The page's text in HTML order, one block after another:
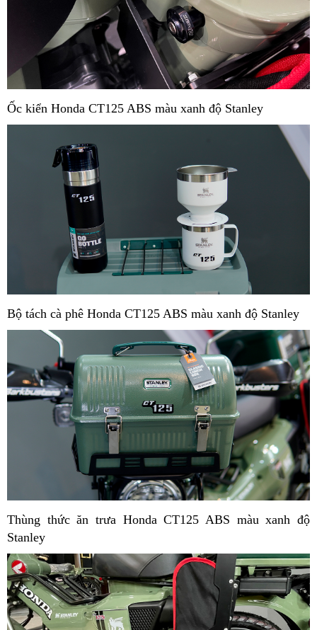
Ốc kiển Honda CT125 ABS màu xanh độ Stanley
Bộ tách cà phê Honda CT125 ABS màu xanh độ Stanley
Thùng thức ăn trưa Honda CT125 ABS màu xanh độ
Stanley